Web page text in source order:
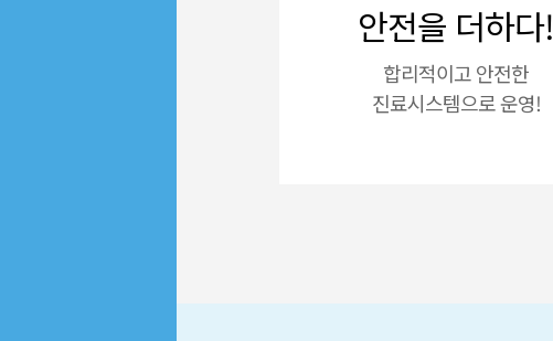
안전을 더하다!
합리적이고 안전한
진료시스템으로 운영!